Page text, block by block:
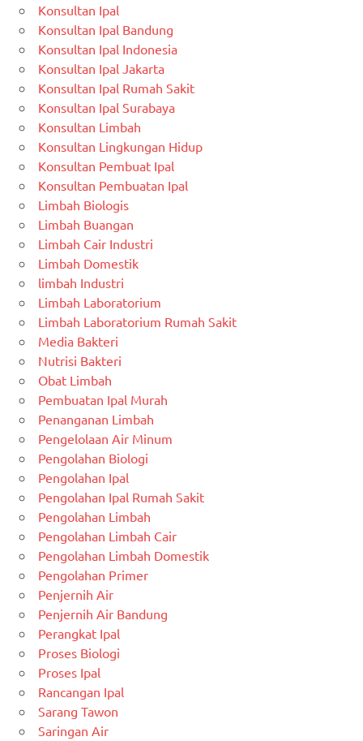
Konsultan Ipal
Konsultan Ipal Bandung
Konsultan Ipal Indonesia
Konsultan Ipal Jakarta
Konsultan Ipal Rumah Sakit
Konsultan Ipal Surabaya
Konsultan Limbah
Konsultan Lingkungan Hidup
Konsultan Pembuat Ipal
Konsultan Pembuatan Ipal
Limbah Biologis
Limbah Buangan
Limbah Cair Industri
Limbah Domestik
limbah Industri
Limbah Laboratorium
Limbah Laboratorium Rumah Sakit
Media Bakteri
Nutrisi Bakteri
Obat Limbah
Pembuatan Ipal Murah
Penanganan Limbah
Pengelolaan Air Minum
Pengolahan Biologi
Pengolahan Ipal
Pengolahan Ipal Rumah Sakit
Pengolahan Limbah
Pengolahan Limbah Cair
Pengolahan Limbah Domestik
Pengolahan Primer
Penjernih Air
Penjernih Air Bandung
Perangkat Ipal
Proses Biologi
Proses Ipal
Rancangan Ipal
Sarang Tawon
Saringan Air